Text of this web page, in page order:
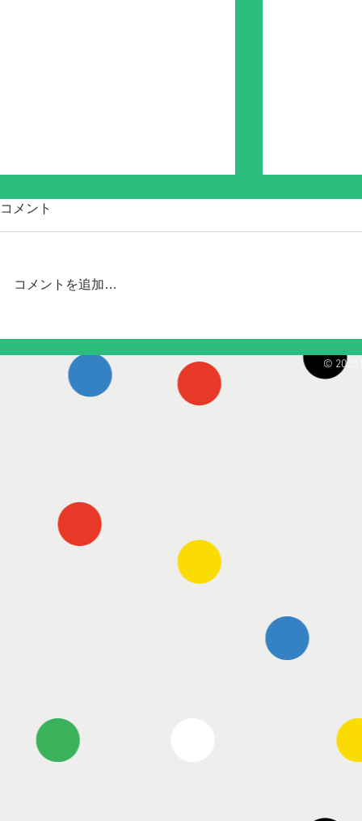
Chipolo ONE Pointのペアリン
グが出来ない場合。
Point 8/23
コメント
コメントを追加…
© 2020